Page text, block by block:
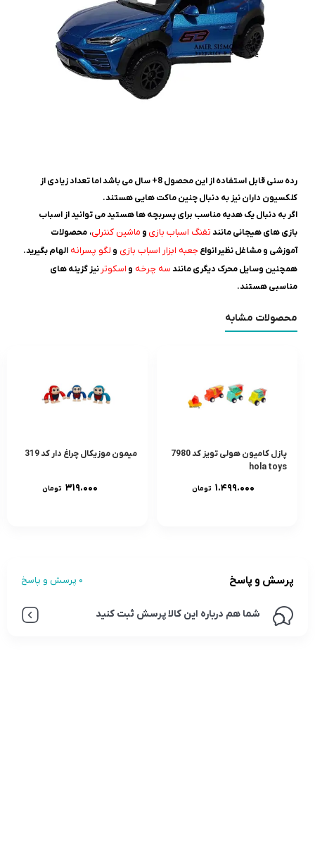
رده سنی قابل استفاده از این محصول 8+ سال می باشد اما تعداد زیادی از
کلکسیون داران نیز به دنبال چنین ماکت هایی هستند.
اگر به دنبال یک هدیه مناسب برای پسربچه ها هستید می توانید از اسباب
بازی های هیجانی مانندتفنگ اسباب بازی و ماشین کنترلی، محصولات
آموزشی و مشاغل نظیر انواع جعبه ابزار اسباب بازی و لگو پسرانه الهام بگیرید.
همچنین وسایل محرک دیگری مانندسه چرخه و اسکوتر نیز گزینه های
مناسبی هستند.
محصولات مشابه
پازل کامیون هولی تویز کد 7980
hola toys
۱.۴۹۹.۰۰۰ تومان
میمون موزیکال چراغ دار کد 319
۳۱۹.۰۰۰ تومان
پرسش و پاسخ 0 پرسش و پاسخ
شما هم درباره این کالا پرسش ثبت کنید